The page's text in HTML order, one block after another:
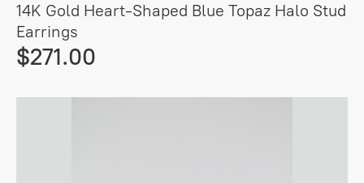
14K Gold Heart-Shaped Blue Topaz Halo Stud
Earrings
$271.00